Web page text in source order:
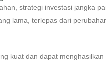
strategi investasi jangka
lama, terlepas dari
kuat dan dapat menghasilkan